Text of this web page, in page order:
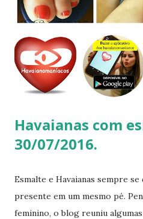
Havaianas com
30/07/2016.
Esmalte e Havaianas sempre
presente em um mesmo pé.
feminino, o blog reuniu